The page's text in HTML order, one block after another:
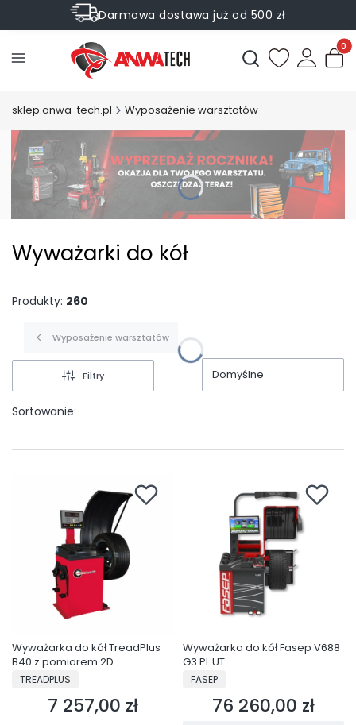
Darmowa dostawa już od 500 zł
Sprawdź Rabaty na wybrane produkty
Otwórz
sklep.anwa-tech.pl Wyposażenie warsztatów
Wyważarki do kół
Produkty: 260
Wyposażenie warsztatów
Filtry
Sortowanie:
Domyślne
Wyważarka do kół TreadPlus
B40 z pomiarem 2D
PRODUCENT
TREADPLUS
Cena
7 257,00 zł
Wyważarka do kół Fasep V688
G3.PL.UT
PRODUCENT
FASEP
Cena
76 260,00 zł